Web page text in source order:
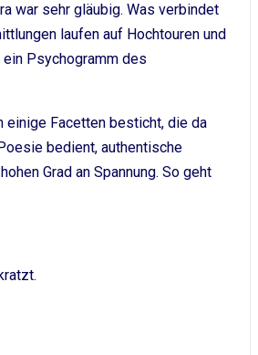
war sehr gläubig. Was verbindet
laufen auf Hochtouren und
Psychogramm des
einige Facetten besticht, die da
bedient, authentische
Grad an Spannung. So geht